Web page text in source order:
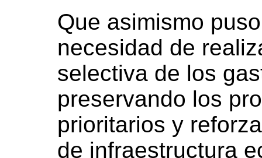
Que asimismo
necesidad de
selectiva de los
preservando los
prioritarios y
de infraestructura